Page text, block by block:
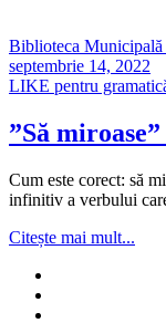
Biblioteca
septembrie 14, 2022
LIKE pentru
”Să
Cum este corect: să
infinitiv a verbului
Citește mai mult...